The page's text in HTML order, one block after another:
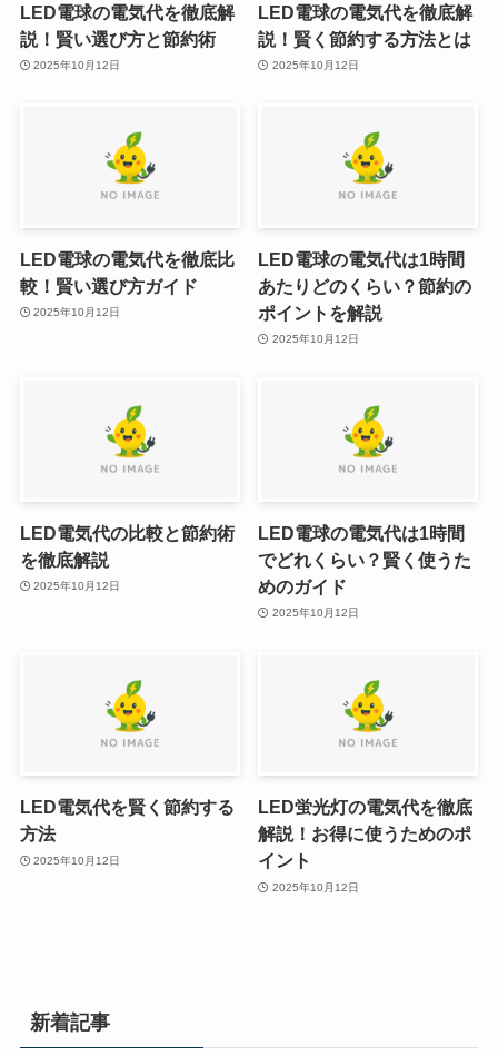
LED電球の電気代を徹底解
説！賢い選び方と節約術
2025年10月12日
LED電球の電気代を徹底解
説！賢く節約する方法とは
2025年10月12日
LED電球の電気代を徹底比
較！賢い選び方ガイド
2025年10月12日
LED電球の電気代は1時間
あたりどのくらい？節約の
ポイントを解説
2025年10月12日
LED電気代の比較と節約術
を徹底解説
2025年10月12日
LED電球の電気代は1時間
でどれくらい？賢く使うた
めのガイド
2025年10月12日
LED電気代を賢く節約する
方法
2025年10月12日
LED蛍光灯の電気代を徹底
解説！お得に使うためのポ
イント
2025年10月12日
新着記事